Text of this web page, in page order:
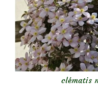
clématis